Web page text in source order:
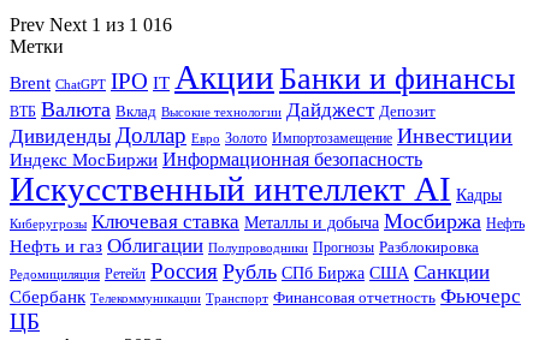
Prev Next 1 из 1 016
Метки
Brent ChatGPT IPO IT АкцииБанки и финансы
ВТБ Валюта Вклад Высокие технологии Дайджест Депозит
Дивиденды Доллар Евро Золото Импортозамещение Инвестиции
Индекс МосБиржи Информационная безопасность
Искусственный интеллект AI Кадры
Киберугрозы Ключевая ставка Металлы и добыча Мосбиржа Нефть
Нефть и газ Облигации Полупроводники Прогнозы Разблокировка
Редомициляция Ретейл Россия Рубль СПб Биржа США Санкции
Сбербанк Телекоммуникации Транспорт Финансовая отчетность Фьючерс
ЦБ